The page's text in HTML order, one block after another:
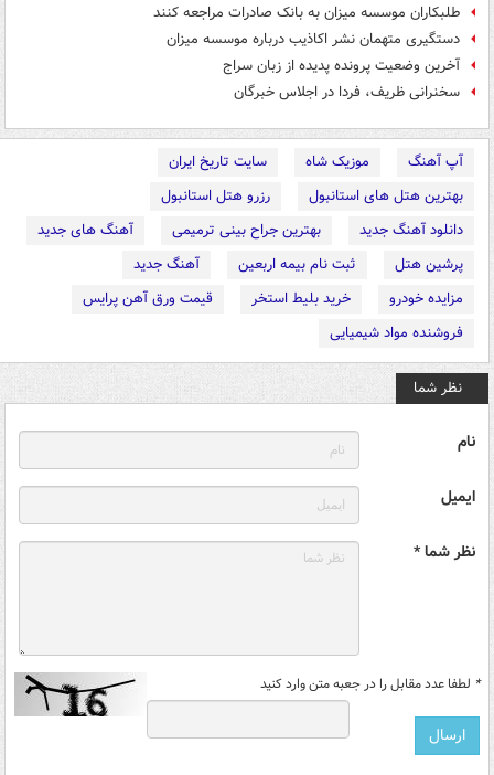
طلبکاران موسسه میزان به بانک صادرات مراجعه کنند
دستگیری متهمان نشر اکاذيب درباره موسسه ميزان
آخرین وضعیت پرونده پدیده از زبان سراج
سخنرانی ظریف، فردا در اجلاس خبرگان
آپ آهنگ موزیک شاه
سایت تاریخ ایران
بهترین هتل های استانبول
رزرو هتل استانبول
دانلود آهنگ جدید
بهترین جراح بینی ترمیمی
آهنگ های جدید
پرشین هتل
ثبت نام بیمه اربعین
آهنگ جدید
مزایده خودرو
خرید بلیط استخر
قیمت ورق آهن پرایس
فروشنده مواد شیمیایی
نظر شما
نام
ایمیل
نظر شما *
* لطفا عدد مقابل را در جعبه متن وارد کنید